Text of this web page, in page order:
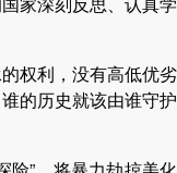
权利，没有高低优劣
的历史就该由谁守护